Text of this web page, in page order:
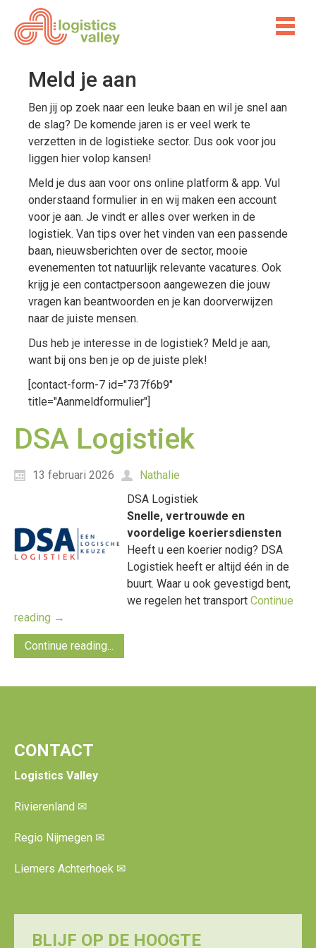
Meld je aan
Ben jij op zoek naar een leuke baan en wil je snel aan
de slag? De komende jaren is er veel werk te
verzetten in de logistieke sector. Dus ook voor jou
liggen hier volop kansen!
Meld je dus aan voor ons online platform & app. Vul
onderstaand formulier in en wij maken een account
voor je aan. Je vindt er alles over werken in de
logistiek. Van tips over het vinden van een passende
baan, nieuwsberichten over de sector, mooie
evenementen tot natuurlijk relevante vacatures. Ook
krijg je een contactpersoon aangewezen die jouw
vragen kan beantwoorden en je kan doorverwijzen
naar de juiste mensen.
Dus heb je interesse in de logistiek? Meld je aan,
want bij ons ben je op de juiste plek!
[contact-form-7 id="737f6b9"
title="Aanmeldformulier"]
DSA Logistiek
13 februari 2026
Nathalie
DSA Logistiek
Snelle, vertrouwde en
voordelige koeriersdiensten
Heeft u een koerier nodig? DSA
Logistiek heeft er altijd één in de
buurt. Waar u ook gevestigd bent,
we regelen het transport Continue
reading →
Continue reading...
CONTACT
Logistics Valley
Rivierenland ✉
Regio Nijmegen ✉
Liemers Achterhoek ✉
BLIJF OP DE HOOGTE